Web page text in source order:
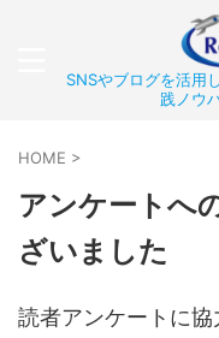
SNSやブログを活用
践ノウ
HOME >
アンケートへ
ざいました
読者アンケートに